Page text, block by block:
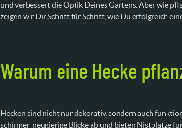
und verbessert die Optik Deines Gartens. Aber wie
zeigen wir Dir Schritt für Schritt, wie Du erfolgreich
Warum eine Hecke
Hecken sind nicht nur dekorativ, sondern auch
schirmen neugierige Blicke ab und bieten Nistplätze